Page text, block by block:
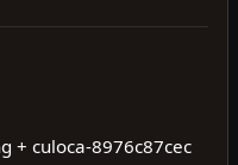
+ culoca-8976c87cec